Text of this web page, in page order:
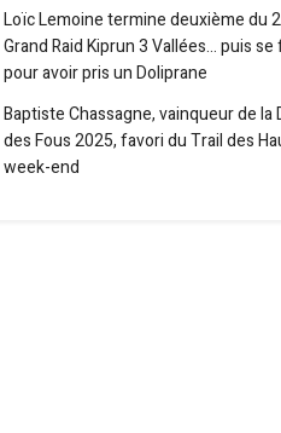
Loïc Lemoine termine deuxième du
Grand Raid Kiprun 3 Vallées… puis
pour avoir pris un Doliprane
Baptiste Chassagne, vainqueur de la
des Fous 2025, favori du Trail des
week-end